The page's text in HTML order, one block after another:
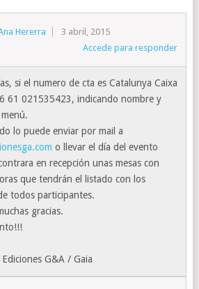
Hererra
3 abril, 2015
Accede para responder
si el numero de cta es Catalunya Caixa
61 021535423, indicando nombre y
lo puede enviar por mail a
o llevar el día del evento
en recepción unas mesas con
que tendrán el listado con los
todos participantes.
gracias.
G&A / Gaia